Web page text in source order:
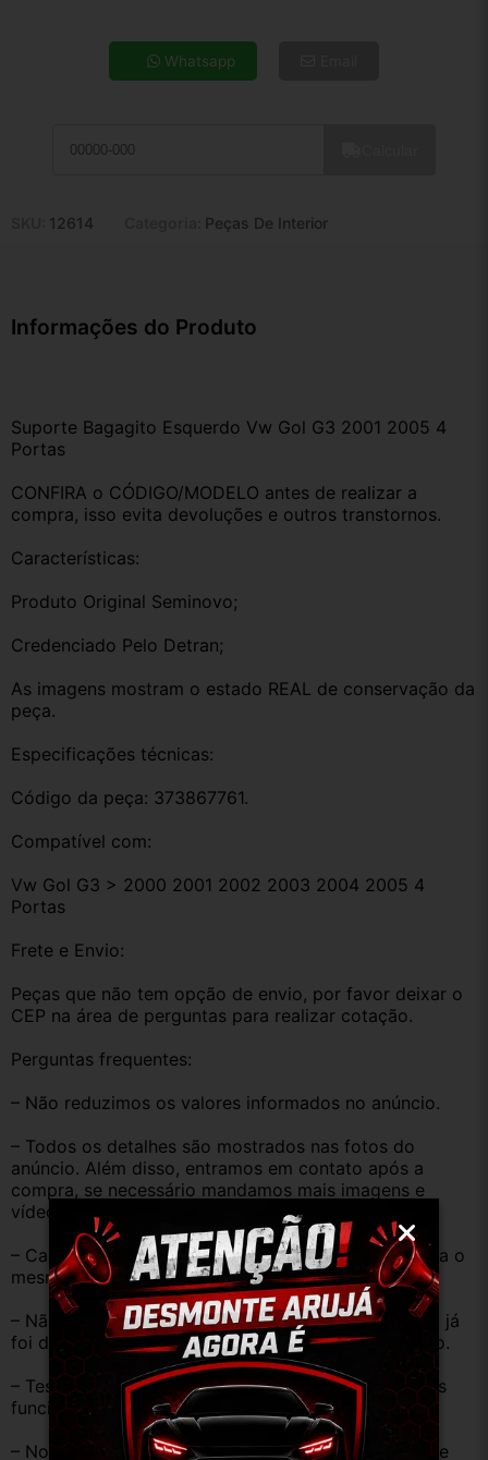
5x de R$ 19,77
6x de R$ 16,67
9x de R$ 11,51
Whatsapp
12614 Peças De Interior
Informações do Produto
Suporte Bagagito Esquerdo Vw Gol G3 2001 2005 4
Portas
CONFIRA o CÓDIGO/MODELO antes de realizar a
compra, isso evita devoluções e outros transtornos.
Características:
Produto Original Seminovo;
Credenciado Pelo Detran;
As imagens mostram o estado REAL de conservação da
peça.
Especificações técnicas:
Código da peça: 373867761.
Compatível com:
Vw Gol G3 > 2000 2001 2002 2003 2004 2005 4
Portas
Frete e Envio:
Peças que não tem opção de envio, por favor deixar o
CEP na área de perguntas para realizar cotação.
Perguntas frequentes:
– Não reduzimos os valores informados no anúncio.
– Todos os detalhes são mostrados nas fotos do
anúncio. Além disso, entramos em contato após a
compra, se necessário mandamos mais imagens e
vídeos do produto!
– Caso o código original da peça do seu veículo seja o
mesmo descrito no anúncio servirá perfeitamente.
– Não temos informação sobre o KM, pois o veículo já
foi desmontado. No entanto, estão em ótimo estado.
– Testamos as peças antes de anunciar e enviar, elas
funcionam perfeitamente.
– Nossas peças são USADAS e apresentam desgaste